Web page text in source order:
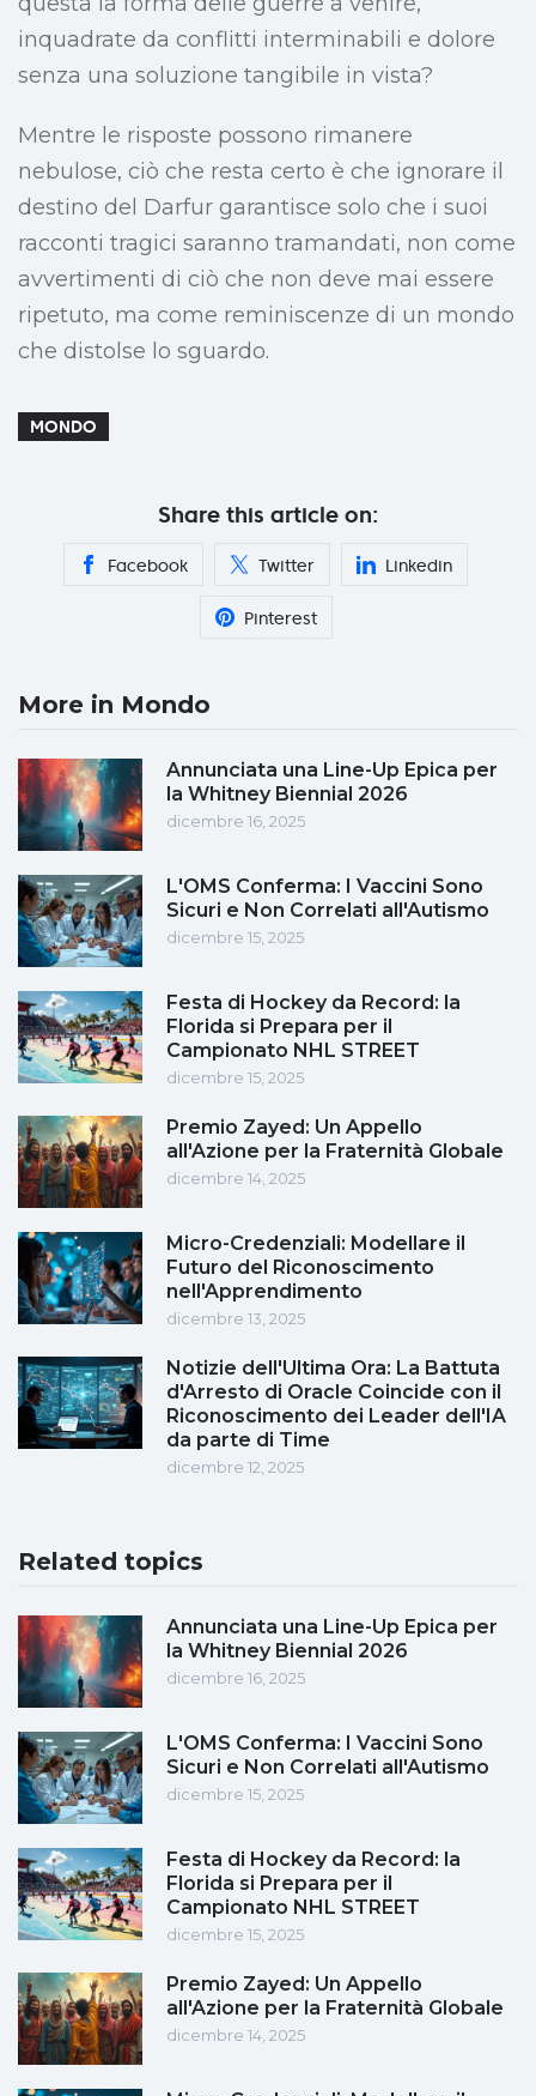
inquadrate da conflitti interminabili e dolore
senza una soluzione tangibile in vista?
Mentre le risposte possono rimanere
nebulose, ciò che resta certo è che ignorare il
destino del Darfur garantisce solo che i suoi
racconti tragici saranno tramandati, non come
avvertimenti di ciò che non deve mai essere
ripetuto, ma come reminiscenze di un mondo
che distolse lo sguardo.
MONDO
Share this article on:
Facebook Twitter Linkedin
Pinterest
More in Mondo
Annunciata una Line-Up Epica per
la Whitney Biennial 2026
dicembre 16, 2025
L'OMS Conferma: I Vaccini Sono
Sicuri e Non Correlati all'Autismo
dicembre 15, 2025
Festa di Hockey da Record: la
Florida si Prepara per il
Campionato NHL STREET
dicembre 15, 2025
Premio Zayed: Un Appello
all'Azione per la Fraternità Globale
dicembre 14, 2025
Micro-Credenziali: Modellare il
Futuro del Riconoscimento
nell'Apprendimento
dicembre 13, 2025
Notizie dell'Ultima Ora: La Battuta
d'Arresto di Oracle Coincide con il
Riconoscimento dei Leader dell'IA
da parte di Time
dicembre 12, 2025
Related topics
Annunciata una Line-Up Epica per
la Whitney Biennial 2026
dicembre 16, 2025
L'OMS Conferma: I Vaccini Sono
Sicuri e Non Correlati all'Autismo
dicembre 15, 2025
Festa di Hockey da Record: la
Florida si Prepara per il
Campionato NHL STREET
dicembre 15, 2025
Premio Zayed: Un Appello
all'Azione per la Fraternità Globale
dicembre 14, 2025